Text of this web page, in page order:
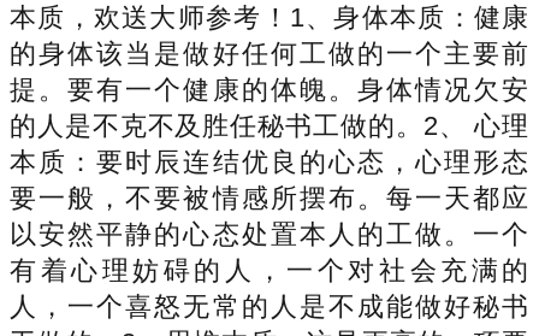
本质，欢送大师参考！1、身体本质：健康
的身体该当是做好任何工做的一个主要前
提。要有一个健康的体魄。身体情况欠安
的人是不克不及胜任秘书工做的。2、 心理
本质：要时辰连结优良的心态，心理形态
要一般，不要被情感所摆布。每一天都应
以安然平静的心态处置本人的工做。一个
有着心理妨碍的人，一个对社会充满的
人，一个喜怒无常的人是不成能做好秘书